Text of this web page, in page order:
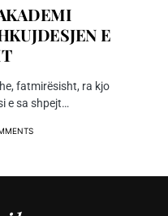
E
fatmirësisht, ra kjo
e sa shpejt…